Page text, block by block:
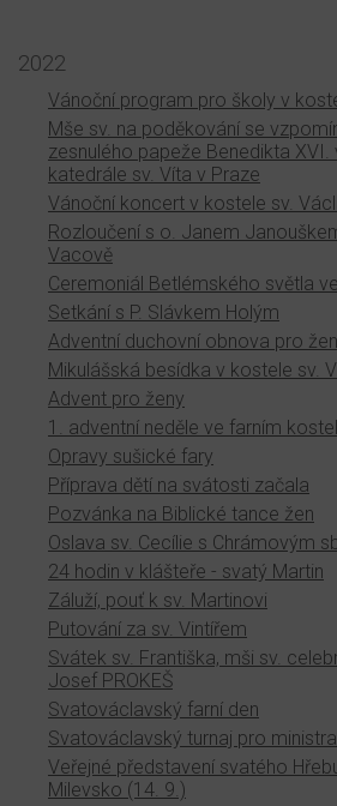
2022
Vánoční program pro školy v
Mše sv. na poděkování se
zesnulého papeže Benedikta XVI.
katedrále sv. Víta v Praze
Vánoční koncert v kostele sv.
Rozloučení s o. Janem
Vacově
Ceremoniál Betlémského světla
Setkání s P. Slávkem Holým
Adventní duchovní obnova pro
Mikulášská besídka v kostele sv.
Advent pro ženy
1. adventní neděle ve farním
Opravy sušické fary
Příprava dětí na svátosti začala
Pozvánka na Biblické tance žen
Oslava sv. Cecílie s Chrámovým
24 hodin v klášteře - svatý Martin
Záluží, pouť k sv. Martinovi
Putování za sv. Vintířem
Svátek sv. Františka, mši sv.
Josef PROKEŠ
Svatováclavský farní den
Svatováclavský turnaj pro
Veřejné představení svatého
Milevsko (14. 9.)